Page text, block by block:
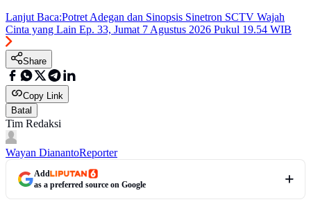
Lanjut Baca:Potret Adegan dan Sinopsis Sinetron SCTV Wajah
Cinta yang Lain Ep. 33, Jumat 7 Agustus 2026 Pukul 19.54 WIB
Share
Copy Link
Batal
Tim Redaksi
Wayan DianantoReporter
Add
as a preferred source on Google